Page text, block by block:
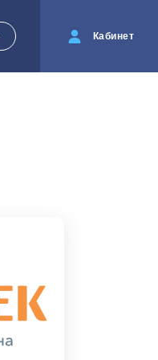
Кабинет